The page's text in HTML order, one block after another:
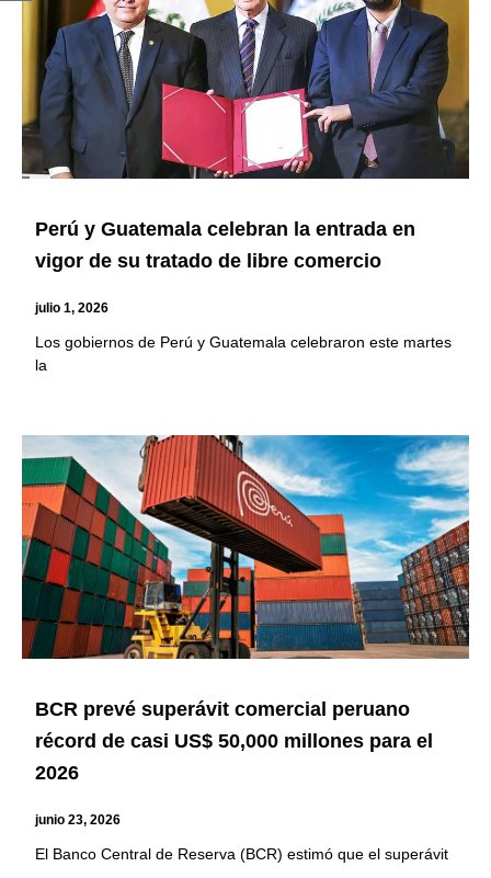
Perú y Guatemala celebran la entrada en
vigor de su tratado de libre comercio
julio 1, 2026
Los gobiernos de Perú y Guatemala celebraron este martes
la
BCR prevé superávit comercial peruano
récord de casi US$ 50,000 millones para el
2026
junio 23, 2026
El Banco Central de Reserva (BCR) estimó que el superávit